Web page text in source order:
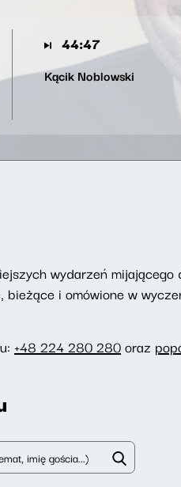
44:47
Kącik Noblowski
wydarzeń
bieżące i omówione w
+48 224 280 280oraz